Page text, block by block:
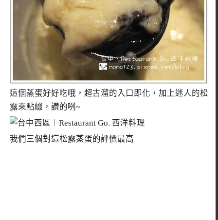
這個蒸蛋好好吃哦，超古溜的入口即化，加上迷人的松
露來點綴，讚的咧~
我們三個對這松露蒸蛋的評價最高